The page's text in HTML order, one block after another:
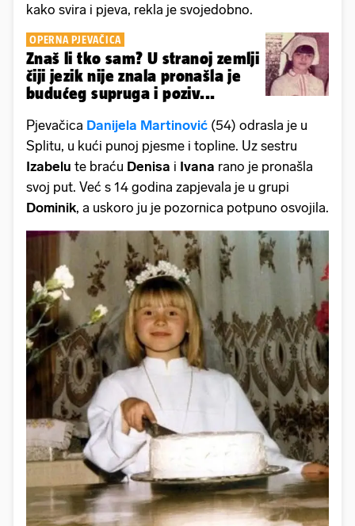
kako svira i pjeva, rekla je svojedobno.
OPERNA PJEVAČICA
Znaš li tko sam? U stranoj zemlji
čiji jezik nije znala pronašla je
budućeg supruga i poziv...
Pjevačica Danijela Martinović (54) odrasla je u
Splitu, u kući punoj pjesme i topline. Uz sestru
Izabelu te braću Denisa i Ivana rano je pronašla
svoj put. Već s 14 godina zapjevala je u grupi
Dominik, a uskoro ju je pozornica potpuno osvojila.